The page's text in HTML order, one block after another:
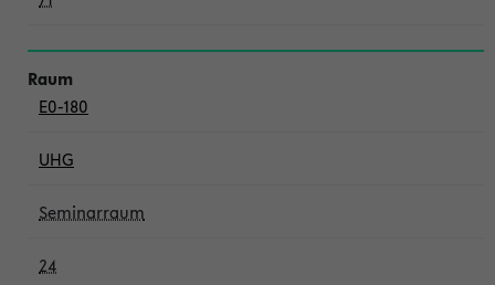
E0-180
UHG
Seminarraum
24